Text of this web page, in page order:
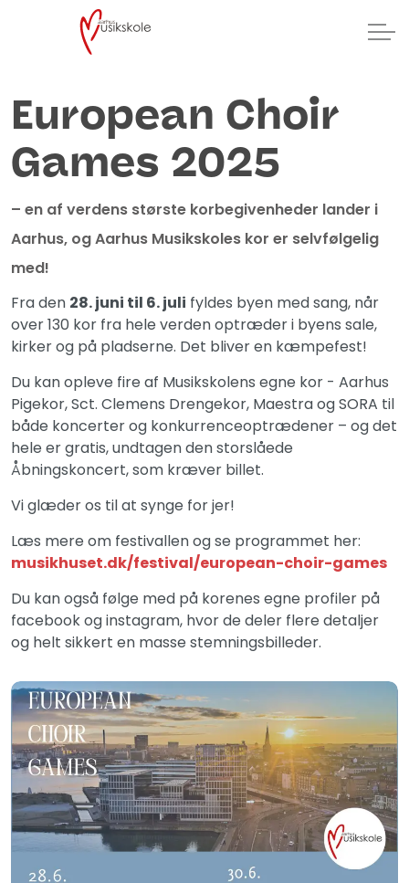
European Choir
Games 2025
– en af verdens største korbegivenheder lander i
Aarhus, og Aarhus Musikskoles kor er selvfølgelig
med!
Fra den 28. juni til 6. juli fyldes byen med sang, når
over 130 kor fra hele verden optræder i byens sale,
kirker og på pladserne. Det bliver en kæmpefest!
Du kan opleve fire af Musikskolens egne kor - Aarhus
Pigekor, Sct. Clemens Drengekor, Maestra og SORA til
både koncerter og konkurrenceoptrædener – og det
hele er gratis, undtagen den storslåede
Åbningskoncert, som kræver billet.
Vi glæder os til at synge for jer!
Læs mere om festivallen og se programmet her:
musikhuset.dk/festival/european-choir-games
Du kan også følge med på korenes egne profiler på
facebook og instagram, hvor de deler flere detaljer
og helt sikkert en masse stemningsbilleder.